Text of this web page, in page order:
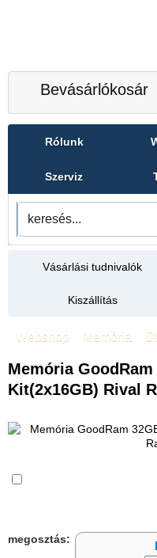
Bevásárlókosár
Rólunk
Szerviz
Vásárlási tudnivalók
Kiszállítás
Webshop Memória
Memória GoodRam
Kit(2x16GB) Rival
megosztás: